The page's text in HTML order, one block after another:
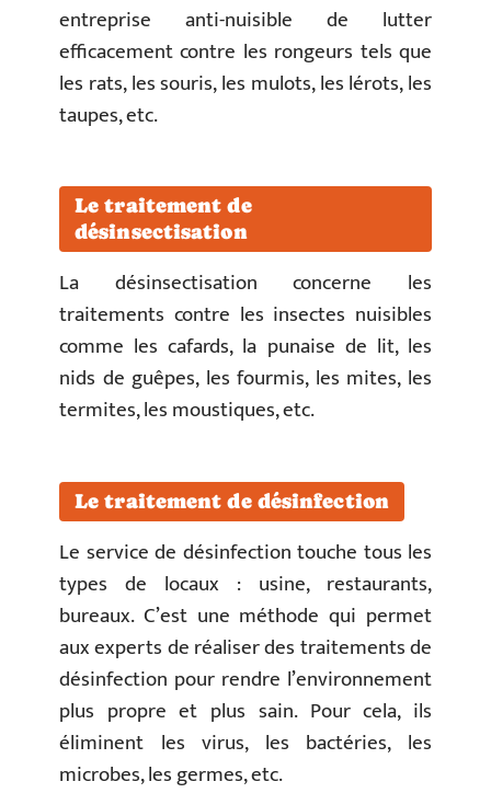
entreprise anti-nuisible de lutter
efficacement contre les rongeurs tels que
les rats, les souris, les mulots, les lérots, les
taupes, etc.
Le traitement de
désinsectisation
La désinsectisation concerne les
traitements contre les insectes nuisibles
comme les cafards, la punaise de lit, les
nids de guêpes, les fourmis, les mites, les
termites, les moustiques, etc.
Le traitement de désinfection
Le service de désinfection touche tous les
types de locaux : usine, restaurants,
bureaux. C’est une méthode qui permet
aux experts de réaliser des traitements de
désinfection pour rendre l’environnement
plus propre et plus sain. Pour cela, ils
éliminent les virus, les bactéries, les
microbes, les germes, etc.